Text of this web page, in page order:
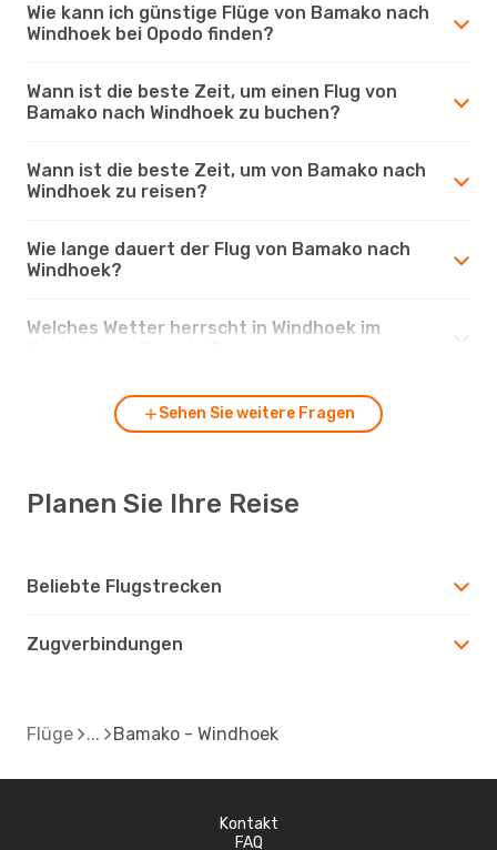
Wie kann ich günstige Flüge von Bamako nach
Windhoek bei Opodo finden?
Wann ist die beste Zeit, um einen Flug von
Bamako nach Windhoek zu buchen?
Wann ist die beste Zeit, um von Bamako nach
Windhoek zu reisen?
Wie lange dauert der Flug von Bamako nach
Windhoek?
Welches Wetter herrscht in Windhoek im
Sehen Sie weitere Fragen
Planen Sie Ihre Reise
Beliebte Flugstrecken
Zugverbindungen
Flüge Bamako - Windhoek
Kontakt
FAQ